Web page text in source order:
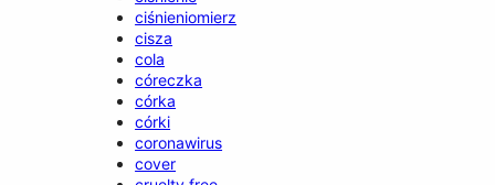
ciśnieniomierz
cisza
cola
córeczka
córka
córki
coronawirus
cover